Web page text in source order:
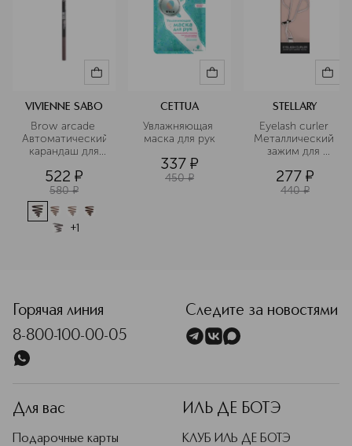
VIVIENNE SABO
Brow arcade
Автоматический
карандаш для
522 ¤
580 ¤
+1
CETTUA
Увлажняющая
маска для рук
337 ¤
450 ¤
STELLARY
Eyelash curler
Металлический
зажим для
подкручивания
ресниц
277 ¤
440 ¤
Горячая линия
8-800-100-00-05
Следите за новостями
Для вас
Подарочные карты
ИЛЬ ДЕ БОТЭ
КЛУБ ИЛЬ ДЕ БОТЭ